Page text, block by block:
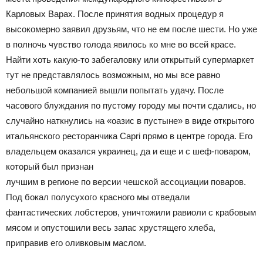
Карловых Варах. После принятия водных процедур я
высокомерно заявил друзьям, что не ем после шести. Но уже
в полночь чувство голода явилось ко мне во всей красе.
Найти хоть какую-то забегаловку или открытый супермаркет
тут не представлялось возможным, но мы все равно
небольшой компанией вышли попытать удачу. После
часового блуждания по пустому городу мы почти сдались, но
случайно наткнулись на «оазис в пустыне» в виде открытого
итальянского ресторанчика Capri прямо в центре города. Его
владельцем оказался украинец, да и еще и с шеф-поваром,
который был признан
лучшим в регионе по версии чешской ассоциации поваров.
Под бокал полусухого красного мы отведали
фантастических лобстеров, уничтожили равиоли с крабовым
мясом и опустошили весь запас хрустящего хлеба,
приправив его оливковым маслом.